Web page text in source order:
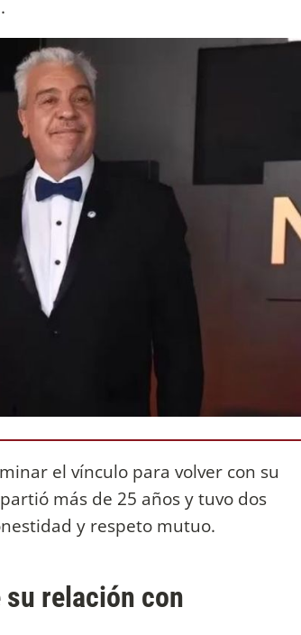
el vínculo para volver con su
más de 25 años y tuvo dos
y respeto mutuo.
relación con